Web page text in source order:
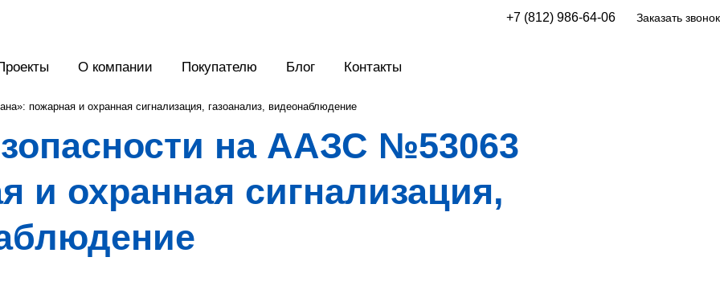
+7 (812) 986-64-06 Заказать звонок
О компании Покупателю Блог Контакты
пожарная и охранная сигнализация, газоанализ, видеонаблюдение
на ААЗС №53063
и охранная сигнализация,